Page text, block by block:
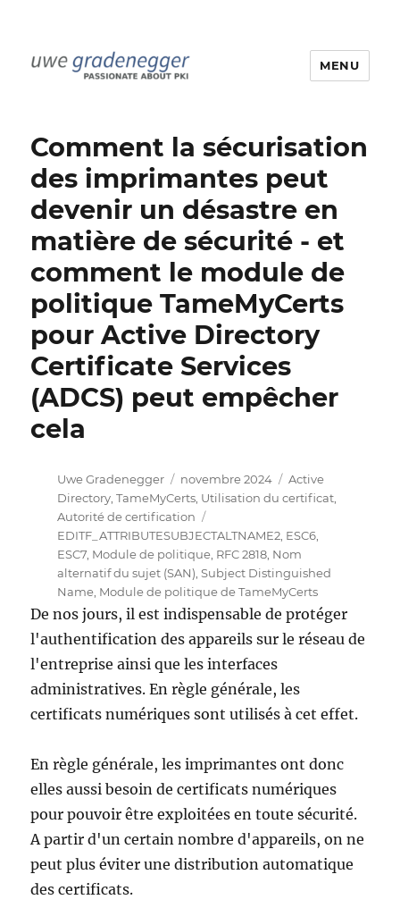
MENU
Comment la sécurisation
des imprimantes peut
devenir un désastre en
matière de sécurité - et
comment le module de
politique TameMyCerts
pour Active Directory
Certificate Services
(ADCS) peut empêcher
cela
Auteur
Uwe Gradenegger
Publié
le
novembre 2024 Catégories
Active
Directory, TameMyCerts, Utilisation du certificat,
Autorité de certification
EDITF_ATTRIBUTESUBJECTALTNAME2, ESC6,
ESC7, Module de politique, RFC 2818, Nom
alternatif du sujet (SAN) Subject Distinguished
Name, Module de politique de TameMyCerts
De nos jours, il est indispensable de protéger
l'authentification des appareils sur le réseau de
l'entreprise ainsi que les interfaces
administratives. En règle générale, les
certificats numériques sont utilisés à cet effet.
En règle générale, les imprimantes ont donc
elles aussi besoin de certificats numériques
pour pouvoir être exploitées en toute sécurité.
A partir d'un certain nombre d'appareils, on ne
peut plus éviter une distribution automatique
des certificats.